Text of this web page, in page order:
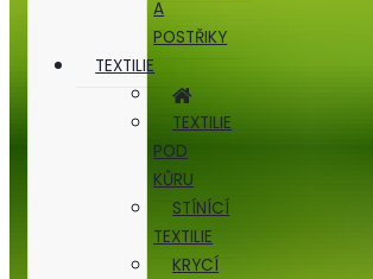
A
POSTŘIKY
TEXTILIE
TEXTILIE
POD
KŮRU
STÍNÍCÍ
TEXTILIE
KRYCÍ